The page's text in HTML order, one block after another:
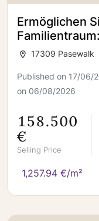
Ermöglichen
17309 Pasewalk
Published on 17/06/
on 06/08/2026
158.500
€
Selling Price
1,257.94 €/m²